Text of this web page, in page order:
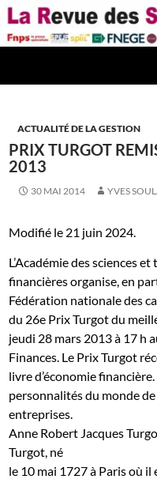
Aller
au
contenu
ACTUALITÉ DE LA GESTION
PRIX TURGOT
2013
30 MAI 2014 YVES
Modifié le 21 juin 2024.
L’Académie des sciences
financières organise, en
Fédération nationale des
du 26e Prix Turgot du
jeudi 28 mars 2013 à 17 h
Finances. Le Prix Turgot
livre d’économie
personnalités du monde
entreprises.
Anne Robert Jacques
Turgot, né
le 10 mai 1727 à Paris où